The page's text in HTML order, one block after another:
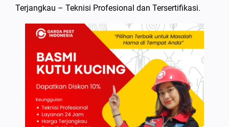
Terjangkau – Teknisi Profesional dan Tersertifikasi.